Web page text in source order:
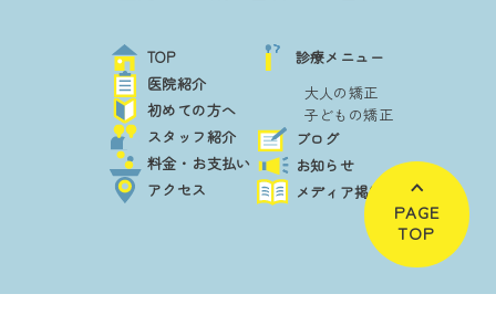
TOP
医院紹介
初めての方へ
スタッフ紹介
料金・お支払い
アクセス
診療メニュー
大人の矯正
子どもの矯正
ブログ
お知らせ
メディア掲載
PAGE
TOP